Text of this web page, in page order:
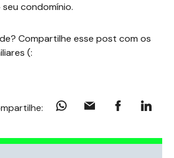
condomínio.
Compartilhe esse post com os
(: